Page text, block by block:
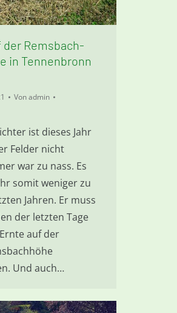
Remsbach-
in Tennenbronn
Vonadmin
ist dieses Jahr
Felder nicht
war zu nass. Es
somit weniger zu
Jahren. Er muss
der letzten Tage
auf der
Und auch…